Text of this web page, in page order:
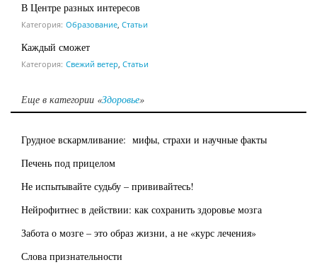
В Центре разных интересов
Категория: Образование, Статьи
Каждый сможет
Категория: Свежий ветер, Статьи
Еще в категории «Здоровье»
Грудное вскармливание: мифы, страхи и научные факты
Печень под прицелом
Не испытывайте судьбу – прививайтесь!
Нейрофитнес в действии: как сохранить здоровье мозга
Забота о мозге – это образ жизни, а не «курс лечения»
Слова признательности